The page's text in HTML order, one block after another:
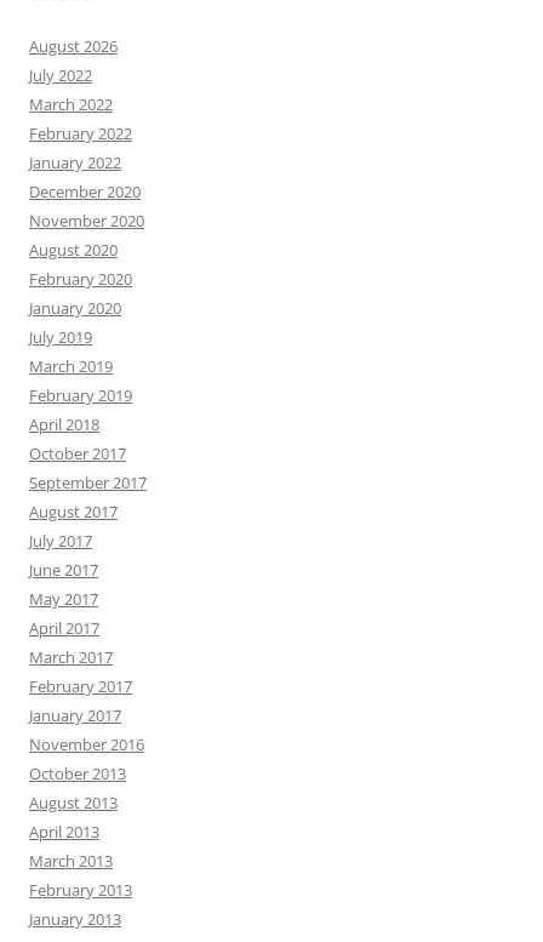
August 2026
July 2022
March 2022
February 2022
January 2022
December 2020
November 2020
August 2020
February 2020
January 2020
July 2019
March 2019
February 2019
April 2018
October 2017
September 2017
August 2017
July 2017
June 2017
May 2017
April 2017
March 2017
February 2017
January 2017
November 2016
October 2013
August 2013
April 2013
March 2013
February 2013
January 2013